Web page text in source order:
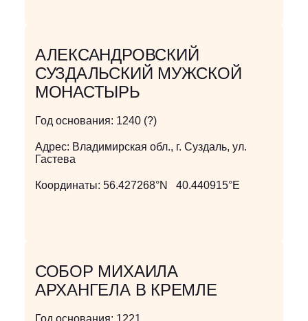
АЛЕКСАНДРОВСКИЙ
СУЗДАЛЬСКИЙ МУЖСКОЙ
МОНАСТЫРЬ
Год основания: 1240 (?)
Адрес: Владимирская обл., г. Суздаль, ул.
Гастева
Координаты: 56.427268°N 40.440915°E
СОБОР МИХАИЛА
АРХАНГЕЛА В КРЕМЛЕ